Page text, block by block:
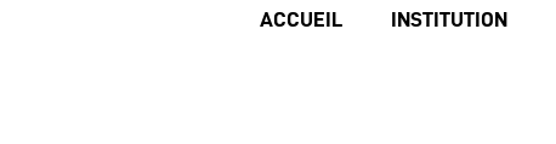
ACCUEIL INSTITUTION